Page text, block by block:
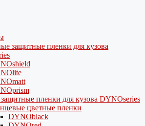
защитные пленки для кузова
пленки для кузова DYNOseries
цветные пленки
DYNOblack